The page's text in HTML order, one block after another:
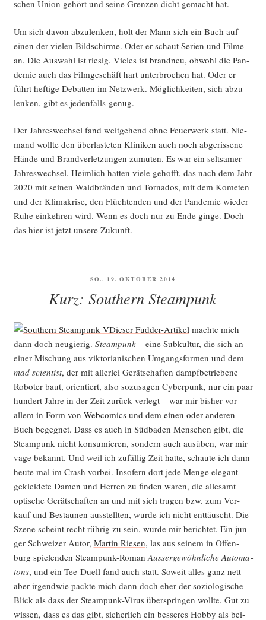
schen Uni­on gehört und sei­ne Gren­zen dicht gemacht hat.
Um sich davon abzu­len­ken, holt der Mann sich ein Buch auf
einen der vie­len Bild­schir­me. Oder er schaut Seri­en und Fil­me
an. Die Aus­wahl ist rie­sig. Vie­les ist brand­neu, obwohl die Pan­
de­mie auch das Film­ge­schäft hart unter­bro­chen hat. Oder er
führt hef­ti­ge Debat­ten im Netz­werk. Mög­lich­kei­ten, sich abzu­
len­ken, gibt es jeden­falls genug.
Der Jah­res­wech­sel fand weit­ge­hend ohne Feu­er­werk statt. Nie­
mand woll­te den über­las­te­ten Kli­ni­ken auch noch abge­ris­se­ne
Hän­de und Brand­ver­let­zun­gen zumu­ten. Es war ein selt­sa­mer
Jah­res­wech­sel. Heim­lich hat­ten vie­le gehofft, das nach dem Jahr
2020 mit sei­nen Wald­brän­den und Tor­na­dos, mit dem Kome­ten
und der Kli­ma­kri­se, den Flüch­ten­den und der Pan­de­mie wie­der
Ruhe ein­keh­ren wird. Wenn es doch nur zu Ende gin­ge. Doch
das hier ist jetzt unse­re Zukunft.
VERÖFFENTLICHT
SO., 19. OKTOBER 2014
Kurz: Southern Steampunk
Die­ser Fud­der-Arti­kel mach­te mich
dann doch neu­gie­rig. Steam­punk– eine Sub­kul­tur, die sich an
einer Mischung aus vik­to­ria­ni­schen Umgangs­for­men und dem
mad sci­en­tist, der mit aller­lei Gerät­schaf­ten dampf­be­trie­be­ne
Robo­ter baut, ori­en­tiert, also sozu­sa­gen Cyber­punk, nur ein paar
hun­dert Jah­re in der Zeit zurück ver­legt – war mir bis­her vor
allem in Form von Web­co­micsund dem einen oder ande­ren
Buch begeg­net. Dass es auch in Süd­ba­den Men­schen gibt, die
Steam­punk nicht kon­su­mie­ren, son­dern auch aus­üben, war mir
vage bekannt. Und weil ich zufäl­lig Zeit hat­te, schau­te ich dann
heu­te mal im Crash vor­bei. Inso­fern dort jede Men­ge ele­gant
geklei­de­te Damen und Her­ren zu fin­den waren, die alle­samt
opti­sche Gerät­schaf­ten an und mit sich tru­gen bzw. zum Ver­
kauf und Bestau­nen aus­stell­ten, wur­de ich nicht ent­täuscht. Die
Sze­ne scheint recht rüh­rig zu sein, wur­de mir berich­tet. Ein jun­
ger Schwei­zer Autor, Mar­tin Rie­sen, las aus sei­nem in Offen­
burg spie­len­den Steam­punk-Roman Aus­ser­ge­wöhn­li­che Auto­ma­
tons, und ein Tee-Duell fand auch statt. Soweit alles ganz nett –
aber irgend­wie pack­te mich dann doch eher der sozio­lo­gi­sche
Blick als dass der Steam­punk-Virus über­sprin­gen woll­te. Gut zu
wis­sen, dass es das gibt, sicher­lich ein bes­se­res Hob­by als bei­